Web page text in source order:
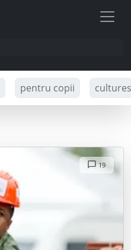
pentru copii
19